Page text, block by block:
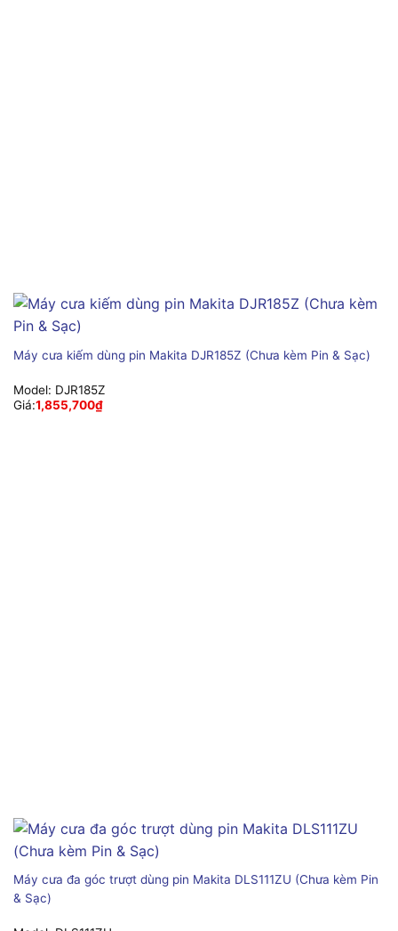
Máy cưa kiếm dùng pin Makita DJR185Z (Chưa kèm Pin & Sạc)
Model: DJR185Z
Giá:1,855,700₫
Máy cưa đa góc trượt dùng pin Makita DLS111ZU (Chưa kèm Pin
& Sạc)